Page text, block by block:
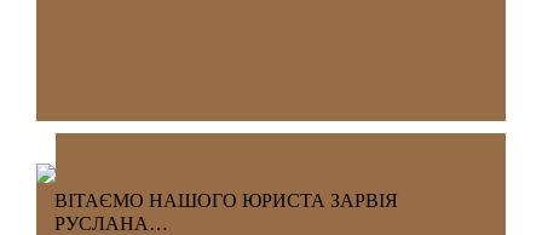
ВІТАЄМО НАШОГО ЮРИСТА ЗАРВІЯ
РУСЛАНА…